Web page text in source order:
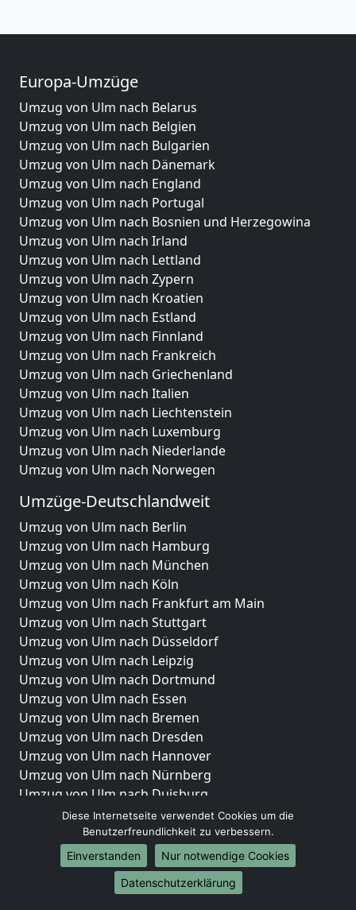
Europa-Umzüge
Umzug von Ulm nach Belarus
Umzug von Ulm nach Belgien
Umzug von Ulm nach Bulgarien
Umzug von Ulm nach Dänemark
Umzug von Ulm nach England
Umzug von Ulm nach Portugal
Umzug von Ulm nach Bosnien und Herzegowina
Umzug von Ulm nach Irland
Umzug von Ulm nach Lettland
Umzug von Ulm nach Zypern
Umzug von Ulm nach Kroatien
Umzug von Ulm nach Estland
Umzug von Ulm nach Finnland
Umzug von Ulm nach Frankreich
Umzug von Ulm nach Griechenland
Umzug von Ulm nach Italien
Umzug von Ulm nach Liechtenstein
Umzug von Ulm nach Luxemburg
Umzug von Ulm nach Niederlande
Umzug von Ulm nach Norwegen
Umzüge-Deutschlandweit
Umzug von Ulm nach Berlin
Umzug von Ulm nach Hamburg
Umzug von Ulm nach München
Umzug von Ulm nach Köln
Umzug von Ulm nach Frankfurt am Main
Umzug von Ulm nach Stuttgart
Umzug von Ulm nach Düsseldorf
Umzug von Ulm nach Leipzig
Umzug von Ulm nach Dortmund
Umzug von Ulm nach Essen
Umzug von Ulm nach Bremen
Umzug von Ulm nach Dresden
Umzug von Ulm nach Hannover
Umzug von Ulm nach Nürnberg
Umzug von Ulm nach Duisburg
Umzug von Ulm nach Bochum
Umzug von Ulm nach Wuppertal
Umzug von Ulm nach Bielefeld
Umzug von Ulm nach Bonn
Umzug von Ulm nach Münster
Diese Internetseite verwendet Cookies um die
Benutzerfreundlichkeit zu verbessern.
Einverstanden
Nur notwendige Cookies
Datenschutzerklärung